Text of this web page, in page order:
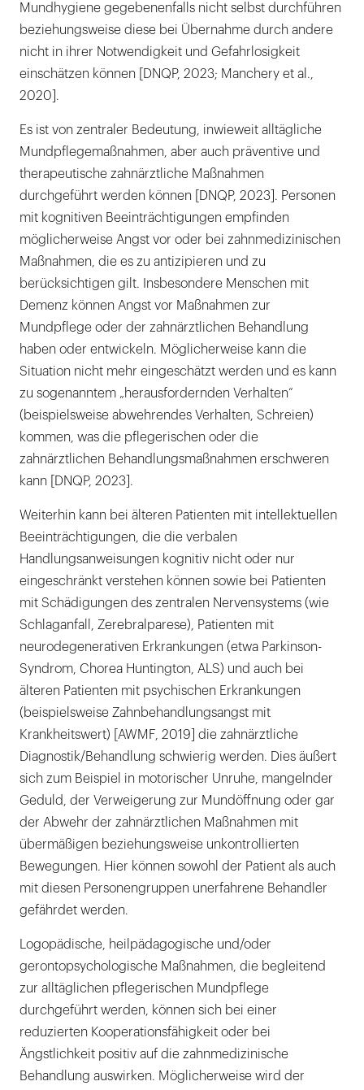
Mundhygiene gegebenenfalls nicht selbst durchführen
beziehungsweise diese bei Übernahme durch andere
nicht in ihrer Notwendigkeit und Gefahrlosigkeit
einschätzen können [DNQP, 2023; Manchery et al.,
2020].
Es ist von zentraler Bedeutung, inwieweit alltägliche
Mundpflegemaßnahmen, aber auch präventive und
therapeutische zahnärztliche Maßnahmen
durchgeführt werden können [DNQP, 2023]. Personen
mit kognitiven Beeinträchtigungen empfinden
möglicherweise Angst vor oder bei zahnmedizinischen
Maßnahmen, die es zu antizipieren und zu
berücksichtigen gilt. Insbesondere Menschen mit
Demenz können Angst vor Maßnahmen zur
Mundpflege oder der zahnärztlichen Behandlung
haben oder entwickeln. Möglicherweise kann die
Situation nicht mehr eingeschätzt werden und es kann
zu sogenanntem „herausfordernden Verhalten“
(beispielsweise abwehrendes Verhalten, Schreien)
kommen, was die pflegerischen oder die
zahnärztlichen Behandlungsmaßnahmen erschweren
kann [DNQP, 2023].
Weiterhin kann bei älteren Patienten mit intellektuellen
Beeinträchtigungen, die die verbalen
Handlungsanweisungen kognitiv nicht oder nur
eingeschränkt verstehen können sowie bei Patienten
mit Schädigungen des zentralen Nervensystems (wie
Schlag­anfall, Zerebralparese), Patienten mit
neurodegenerativen Erkrankungen (etwa Parkinson-
Syndrom, Chorea Huntington, ALS) und auch bei
älteren Patienten mit psychischen Erkrankungen
(beispielsweise Zahnbehandlungsangst mit
Krankheitswert) [AWMF, 2019] die zahnärztliche
Diagnostik/Behandlung schwierig werden. Dies äußert
sich zum Beispiel in motorischer Unruhe, mangelnder
Geduld, der Verweigerung zur Mundöffnung oder gar
der Abwehr der zahnärztlichen Maßnahmen mit
übermäßigen beziehungsweise unkontrollierten
Bewegungen. Hier können sowohl der Patient als auch
mit diesen Personengruppen unerfahrene Behandler
gefährdet werden.
Logopädische, heilpädagogische und/oder
gerontopsychologische Maßnahmen, die begleitend
zur alltäglichen pflegerischen Mundpflege
durchgeführt werden, können sich bei einer
reduzierten Kooperationsfähigkeit oder bei
Ängstlichkeit positiv auf die zahnmedizinische
Behandlung auswirken. Möglicherweise wird der